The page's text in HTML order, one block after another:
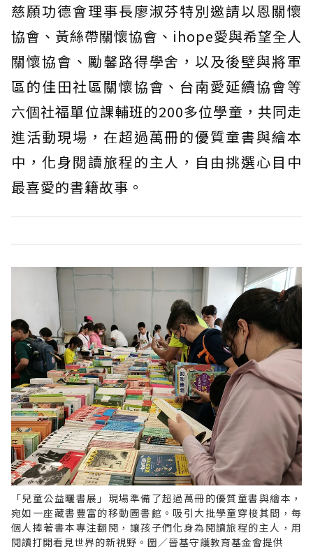
慈願功德會理事長廖淑芬特別邀請以恩關懷
協會、黃絲帶關懷協會、ihope愛與希望全人
關懷協會、勵馨路得學舍，以及後壁與將軍
區的佳田社區關懷協會、台南愛延續協會等
六個社福單位課輔班的200多位學童，共同走
進活動現場，在超過萬冊的優質童書與繪本
中，化身閱讀旅程的主人，自由挑選心目中
最喜愛的書籍故事。
「兒童公益曬書展」現場準備了超過萬冊的優質童書與繪本，
宛如一座藏書豐富的移動圖書館。吸引大批學童穿梭其間，每
個人捧著書本專注翻閱，讓孩子們化身為閱讀旅程的主人，用
閱讀打開看見世界的新視野。圖／晉基守護教育基金會提供